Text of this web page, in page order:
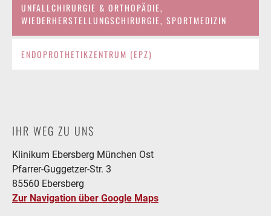
UNFALLCHIRURGIE & ORTHOPÄDIE,
WIEDERHERSTELLUNGSCHIRURGIE, SPORTMEDIZIN
ENDOPROTHETIKZENTRUM (EPZ)
IHR WEG ZU UNS
Klinikum Ebersberg München Ost
Pfarrer-Guggetzer-Str. 3
85560 Ebersberg
Zur Navigation über Google Maps